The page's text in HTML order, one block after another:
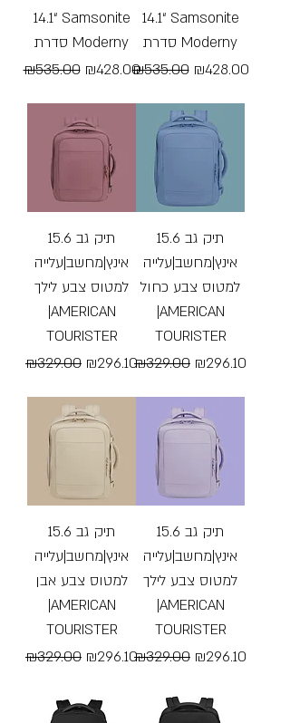
“14.1 Samsonite
סדרת Moderny
Regular Price
₪535.00 Sale Price
₪428.00
“14.1 Samsonite
סדרת Moderny
Regular Price
₪535.00 Sale Price
₪428.00
תיק גב 15.6
אינץ|מחשב|עלייה
למטוס צבע לילך
|AMERICAN
TOURISTER
Regular Price
₪329.00 Sale Price
₪296.10
תיק גב 15.6
אינץ|מחשב|עלייה
למטוס צבע כחול
|AMERICAN
TOURISTER
Regular Price
₪329.00 Sale Price
₪296.10
תיק גב 15.6
אינץ|מחשב|עלייה
למטוס צבע אבן
|AMERICAN
TOURISTER
Regular Price
₪329.00 Sale Price
₪296.10
תיק גב 15.6
אינץ|מחשב|עלייה
למטוס צבע לילך
|AMERICAN
TOURISTER
Regular Price
₪329.00 Sale Price
₪296.10